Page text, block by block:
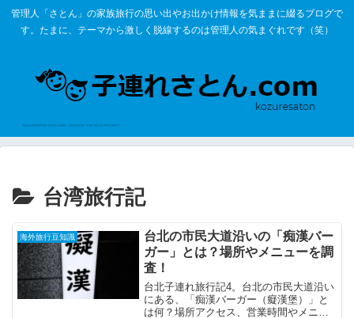
管理人「さとん」の家族旅行の思い出やお出かけ情報を気ままに綴るブログで
す。たまに、テーマから激しく脱線するのは管理人の気まぐれです（笑）
台湾旅行記
海外旅行豆知識
台北の市民大道沿いの「痴漢バー
ガー」とは？場所やメニューを調
査！
台北子連れ旅行記4。台北の市民大道沿い
にある、「痴漢バーガー（癡漢堡）」と
は何？場所アクセス、営業時間やメニュ